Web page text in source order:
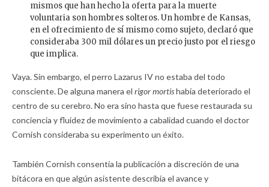
mismos que han hecho la oferta para la muerte
voluntaria son hombres solteros. Un hombre de Kansas,
en el ofrecimiento de sí mismo como sujeto, declaró que
consideraba 300 mil dólares un precio justo por el riesgo
que implica.
Vaya. Sin embargo, el perro Lazarus IV no estaba del todo
consciente. De alguna manera el rigor mortishabía deteriorado el
centro de su cerebro. No era sino hasta que fuese restaurada su
conciencia y fluidez de movimiento a cabalidad cuando el doctor
Cornish consideraba su experimento un éxito.
También Cornish consentía la publicación a discreción de una
bitácora en que algún asistente describía el avance y